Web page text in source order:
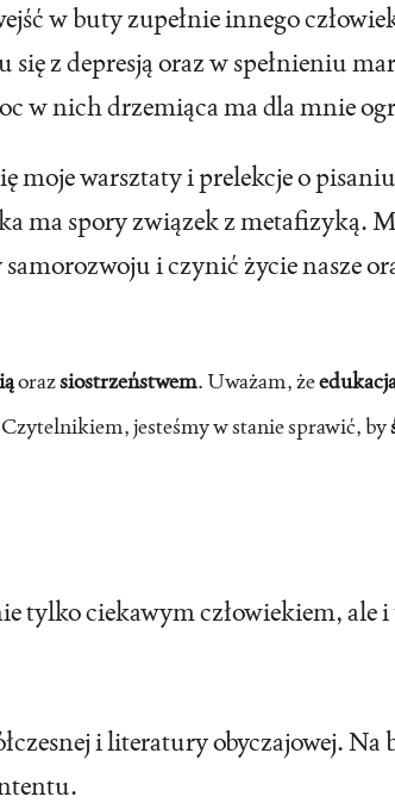
w buty zupełnie innego
z depresją oraz w spełnieniu
w nich drzemiąca ma dla mnie
moje warsztaty i prelekcje o
spory związek z metafizyką.
i czynić życie nasze
orazsiostrzeństwem. Uważam, że
jesteśmy w stanie sprawić, by
tylko ciekawym człowiekiem, ale
i literatury obyczajowej.